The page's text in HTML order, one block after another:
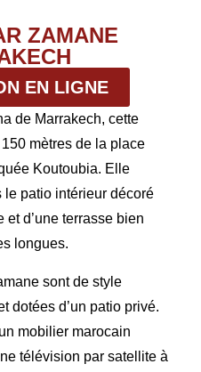
ZAMANE
EN LIGNE
de Marrakech, cette
mètres de la place
Koutoubia. Elle
le patio intérieur décoré
et d’une terrasse bien
longues.
sont de style
dotées d’un patio privé.
mobilier marocain
télévision par satellite à